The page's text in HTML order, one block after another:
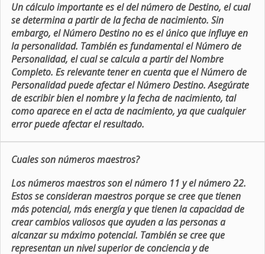
Un cálculo importante es el del número de Destino, el cual
se determina a partir de la fecha de nacimiento. Sin
embargo, el Número Destino no es el único que influye en
la personalidad. También es fundamental el Número de
Personalidad, el cual se calcula a partir del Nombre
Completo. Es relevante tener en cuenta que el Número de
Personalidad puede afectar el Número Destino. Asegúrate
de escribir bien el nombre y la fecha de nacimiento, tal
como aparece en el acta de nacimiento, ya que cualquier
error puede afectar el resultado.
Cuales son números maestros?
Los números maestros son el número 11 y el número 22.
Estos se consideran maestros porque se cree que tienen
más potencial, más energía y que tienen la capacidad de
crear cambios valiosos que ayuden a las personas a
alcanzar su máximo potencial. También se cree que
representan un nivel superior de conciencia y de